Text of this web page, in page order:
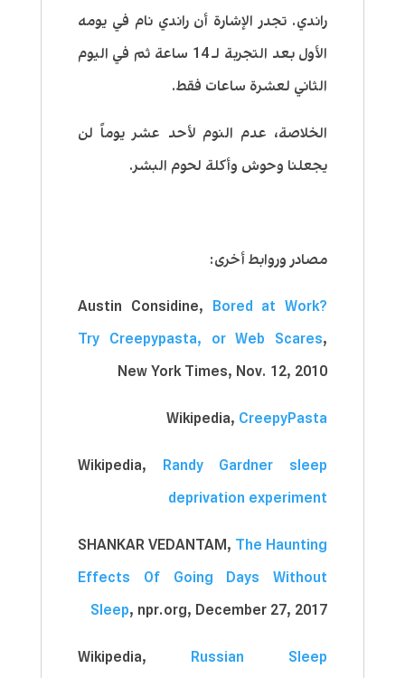
راندي. تجدر الإشارة أن راندي نام في يومه
الأول بعد التجربة لـ 14 ساعة ثم في اليوم
الثاني لعشرة ساعات فقط.
الخلاصة، عدم النوم لأحد عشر يوماً لن
يجعلنا وحوش وأكلة لحوم البشر.
مصادر وروابط أخرى:
Austin Considine, Bored at Work?
Try Creepypasta, or Web Scares,
New York Times, Nov. 12, 2010
Wikipedia, CreepyPasta
Wikipedia, Randy Gardner sleep
deprivation experiment
SHANKAR VEDANTAM, The Haunting
Effects Of Going Days Without
Sleep, npr.org, December 27, 2017
Wikipedia, Russian Sleep